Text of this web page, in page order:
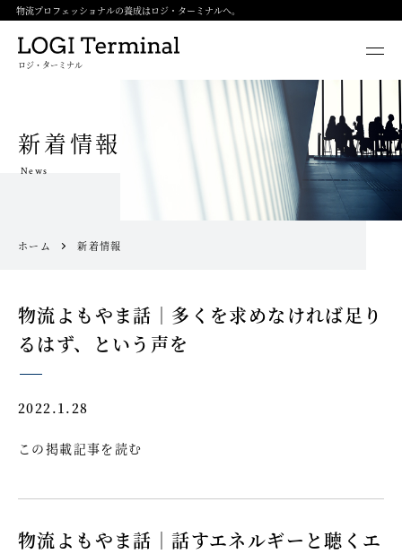
物流プロフェッショナルの養成はロジ・ターミナルへ。
ロジ・ターミナル
新着情報
News
ホーム 新着情報
物流よもやま話｜多くを求めなければ足り
るはず、という声を
2022.1.28
この掲載記事を読む
物流よもやま話｜話すエネルギーと聴くエ